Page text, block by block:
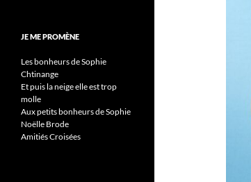
JE ME PROMÈNE
Les bonheurs de Sophie
Chtinange
Et puis la neige elle est trop
molle
Aux petits bonheurs de Sophie
Noëlle Brode
Amitiés Croisées